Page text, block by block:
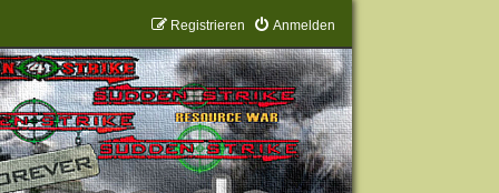
Anmelden
Registrieren